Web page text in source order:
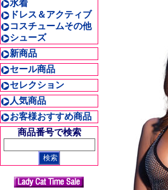
水着
ドレス＆アクティブ
コスチュームその他
シューズ
新商品
セール商品
セレクション
人気商品
お客様おすすめ商品
商品番号で検索